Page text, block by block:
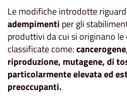
Le modifiche introdotte
adempimenti per gli
produttivi da cui si originano
classificate come:
riproduzione, mutagene, di
particolarmente elevata ed
preoccupanti.